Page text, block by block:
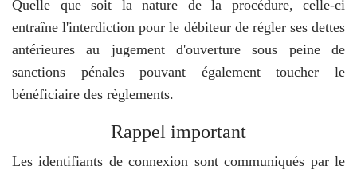
Quelle que soit la nature de la procédure, celle-ci
entraîne l'interdiction pour le débiteur de régler ses dettes
antérieures au jugement d'ouverture sous peine de
sanctions pénales pouvant également toucher le
bénéficiaire des règlements.
Rappel important
Les identifiants de connexion sont communiqués par le